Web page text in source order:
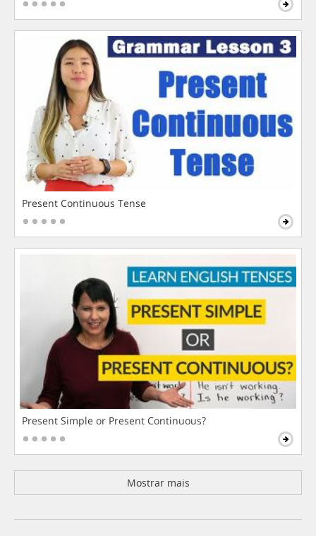
Present Continuous Tense
Present Simple or Present Continuous?
Mostrar mais